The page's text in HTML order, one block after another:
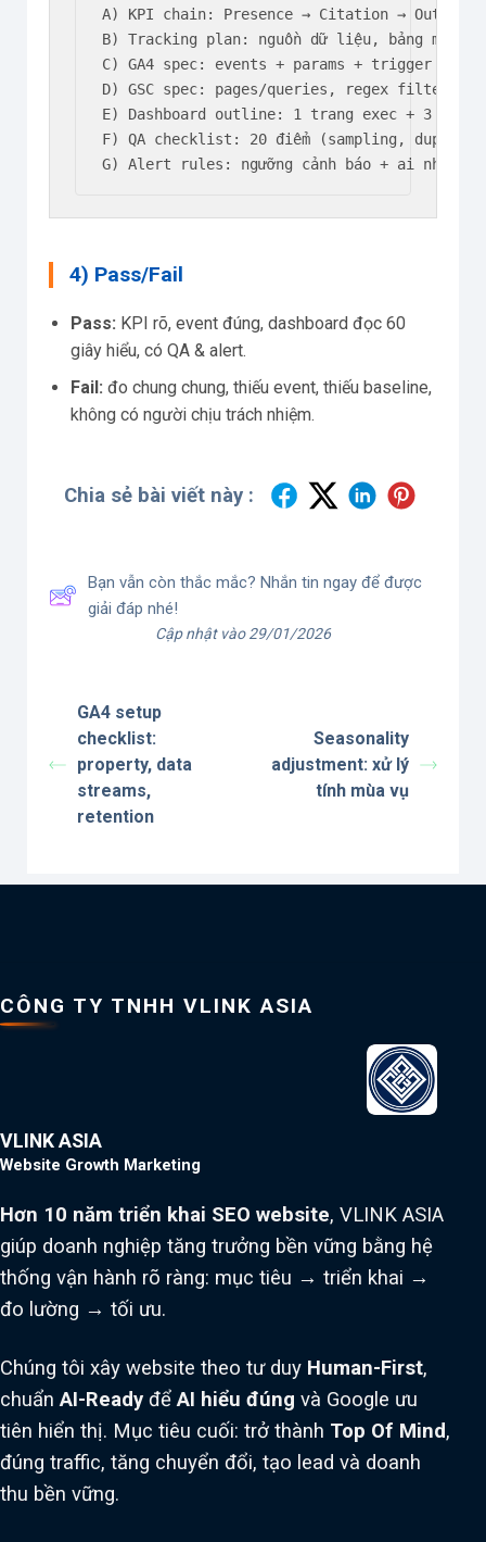
A) KPI chain: Presence → Citation →
B) Tracking plan: nguồn dữ liệu, bảng
C) GA4 spec: events + params + trigger +
D) GSC spec: pages/queries, regex filters,
E) Dashboard outline: 1 trang exec + 3 trang
F) QA checklist: 20 điểm (sampling,
G) Alert rules: ngưỡng cảnh báo + ai nhận +
4) Pass/Fail
Pass: KPI rõ, event đúng, dashboard đọc 60
giây hiểu, có QA & alert.
Fail: đo chung chung, thiếu event, thiếu baseline,
không có người chịu trách nhiệm.
Chia sẻ bài viết này :
Bạn vẫn còn thắc mắc? Nhắn tin ngay để được
giải đáp nhé!
Cập nhật vào 29/01/2026
GA4 setup
checklist:
property, data
streams,
retention
Seasonality
adjustment: xử lý
tính mùa vụ
CÔNG TY TNHH VLINK ASIA
VLINK ASIA
Website Growth Marketing
Hơn 10 năm triển khai SEO website, VLINK ASIA
giúp doanh nghiệp tăng trưởng bền vững bằng hệ
thống vận hành rõ ràng: mục tiêu → triển khai →
đo lường → tối ưu.
Chúng tôi xây website theo tư duy Human-First,
chuẩnAI-Ready đểAI hiểu đúng và Google ưu
tiên hiển thị. Mục tiêu cuối: trở thành Top Of Mind,
đúng traffic, tăng chuyển đổi, tạo lead và doanh
thu bền vững.